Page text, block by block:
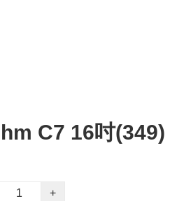
C7 16吋(349)
+